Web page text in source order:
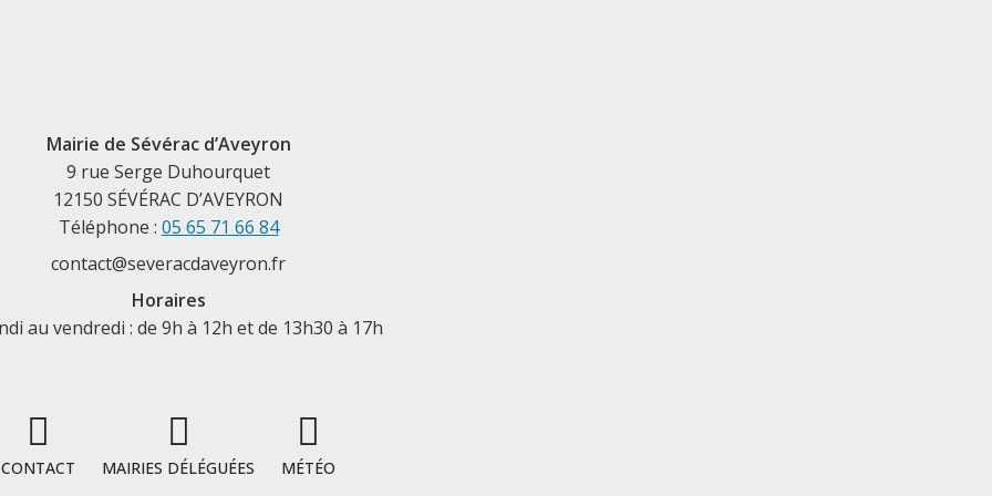
Mairie de Sévérac d’Aveyron
9 rue Serge Duhourquet
12150 SÉVÉRAC D’AVEYRON
Téléphone : 05 65 71 66 84
contact@severacdaveyron.fr
Horaires
au vendredi : de 9h à 12h et de 13h30 à 17h
CONTACT MAIRIES DÉLÉGUÉES MÉTÉO